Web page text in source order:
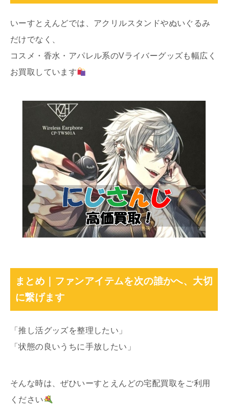
いーすとえんどでは、アクリルスタンドやぬいぐるみ
だけでなく、
コスメ・香水・アパレル系のVライバーグッズも幅広く
お買取しています
まとめ｜ファンアイテムを次の誰かへ、大切
に繋げます
「推し活グッズを整理したい」
「状態の良いうちに手放したい」
そんな時は、ぜひいーすとえんどの宅配買取をご利用
ください